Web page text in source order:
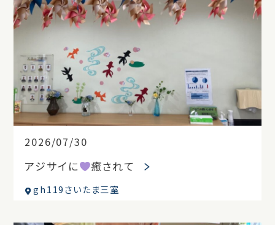
2026/07/30
アジサイに 癒されて
gh119さいたま三室